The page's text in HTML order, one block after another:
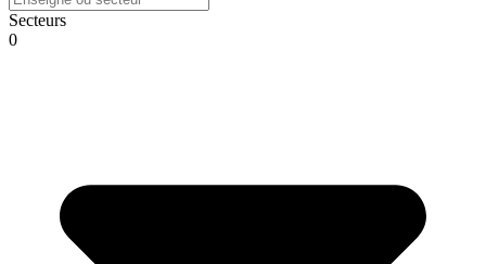
Secteurs
0